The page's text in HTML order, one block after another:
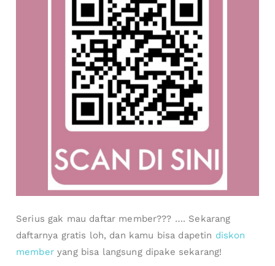
Serius gak mau daftar member??? …. Sekarang
daftarnya gratis loh, dan kamu bisa dapetin diskon
memberyang bisa langsung dipake sekarang!